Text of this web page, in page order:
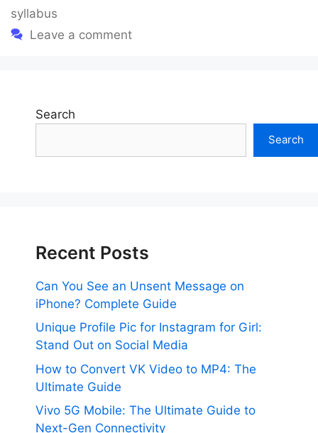
syllabus
Leave a comment
Search
Search
Recent Posts
Can You See an Unsent Message on
iPhone? Complete Guide
Unique Profile Pic for Instagram for Girl:
Stand Out on Social Media
How to Convert VK Video to MP4: The
Ultimate Guide
Vivo 5G Mobile: The Ultimate Guide to
Next-Gen Connectivity